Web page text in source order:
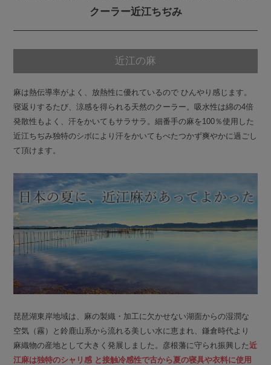
クーラー近江ちぢみ
近江の麻
麻は熱伝導率がよく、放熱性に優れているので ひんやり感じます。
寝返りするたび、涼感を得られる天然のクーラー。吸水性は綿の4倍
発散性もよく、汗をかいてもサラサラ。細番手の麻を100％使用した
近江ちぢみ独特のシボにより汗をかいてもべたつかず爽やかに過ごし
て頂けます。
琵琶湖東岸地域は、麻の製織・加工に欠かせない湖面からの湿潤な
空気（霧）と鈴鹿山系から流れる美しい水に恵まれ、鎌倉時代より
麻織物の産地として大きく発展しました。彦根藩に守られ振興した近
江麻は独特のシャリ感 と接触冷感性で古から夏の寝具や衣料に使用